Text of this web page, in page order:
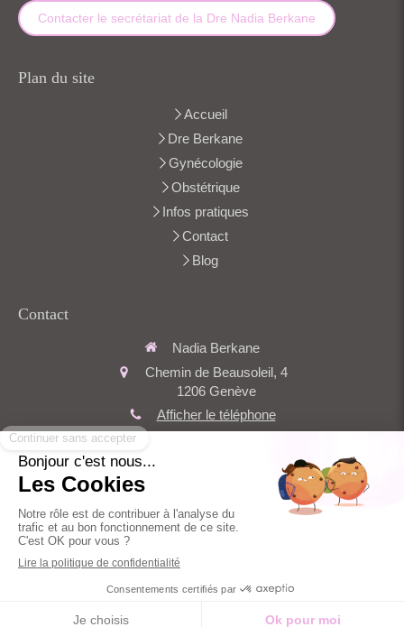
Contacter le secrétariat de la Dre Nadia Berkane
Plan du site
Accueil
Dre Berkane
Gynécologie
Obstétrique
Infos pratiques
Contact
Blog
Contact
Nadia Berkane
Chemin de Beausoleil, 4
1206 Genève
Afficher le téléphone
secretariat.berkane@amge.ch
DuLundi à17h
Mentions légales
Création et référencement du site par Simplébo